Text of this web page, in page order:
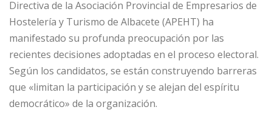
Directiva de la Asociación Provincial de Empresarios de
Hostelería y Turismo de Albacete (APEHT) ha
manifestado su profunda preocupación por las
recientes decisiones adoptadas en el proceso electoral.
Según los candidatos, se están construyendo barreras
que «limitan la participación y se alejan del espíritu
democrático» de la organización.